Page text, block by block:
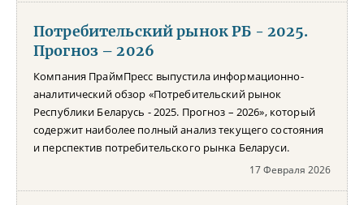
Потребительский рынок РБ - 2025.
Прогноз – 2026
Компания ПраймПресс выпустила информационно-
аналитический обзор «Потребительский рынок
Республики Беларусь - 2025. Прогноз – 2026», который
содержит наиболее полный анализ текущего состояния
и перспектив потребительского рынка Беларуси.
17 Февраля 2026